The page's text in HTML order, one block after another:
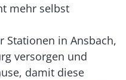
mehr selbst
Stationen in Ansbach,
versorgen und
damit diese